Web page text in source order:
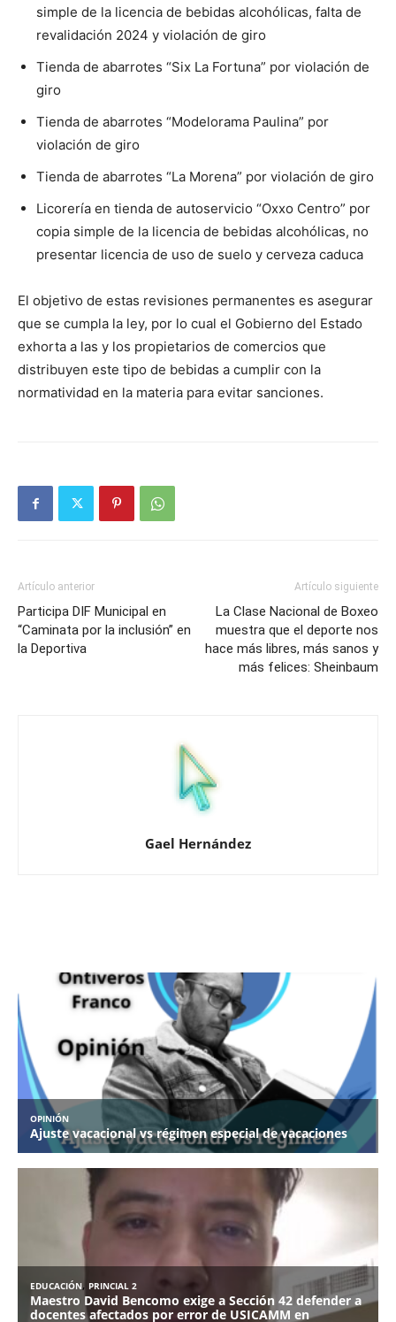
simple de la licencia de bebidas alcohólicas, falta de
revalidación 2024 y violación de giro
Tienda de abarrotes “Six La Fortuna” por violación de
giro
Tienda de abarrotes “Modelorama Paulina” por
violación de giro
Tienda de abarrotes “La Morena” por violación de giro
Licorería en tienda de autoservicio “Oxxo Centro” por
copia simple de la licencia de bebidas alcohólicas, no
presentar licencia de uso de suelo y cerveza caduca
El objetivo de estas revisiones permanentes es asegurar
que se cumpla la ley, por lo cual el Gobierno del Estado
exhorta a las y los propietarios de comercios que
distribuyen este tipo de bebidas a cumplir con la
normatividad en la materia para evitar sanciones.
Artículo anterior
Participa DIF Municipal en
“Caminata por la inclusión” en
la Deportiva
Artículo siguiente
La Clase Nacional de Boxeo
muestra que el deporte nos
hace más libres, más sanos y
más felices: Sheinbaum
Gael Hernández